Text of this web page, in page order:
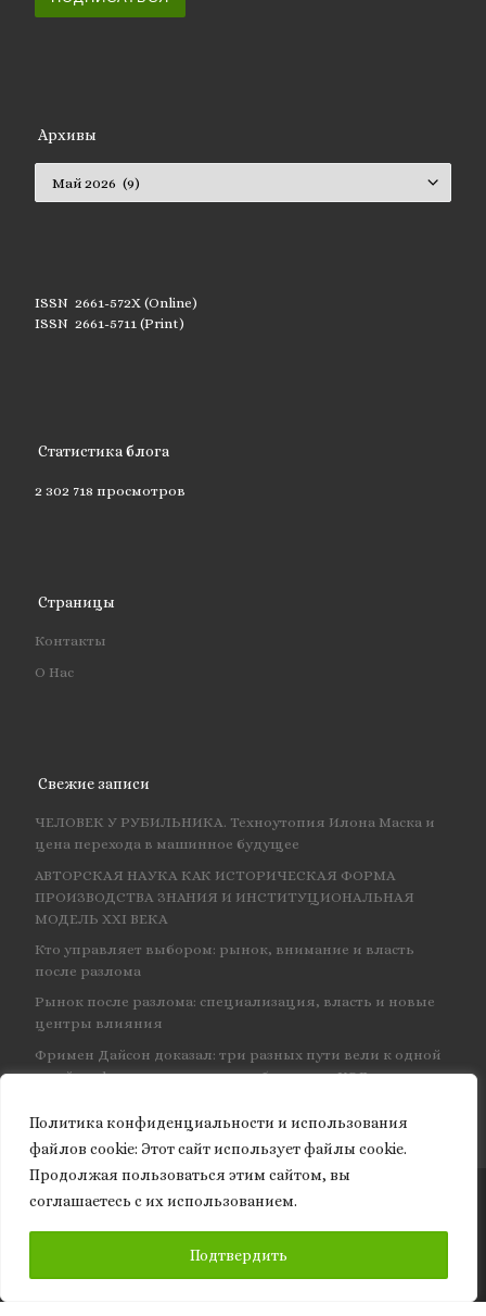
Политика конфиденциальности и использования
файлов сookie: Этот сайт использует файлы cookie.
Продолжая пользоваться этим сайтом, вы
соглашаетесь с их использованием.
Подтвердить
Архивы
ISSN 2661-572X (Online)
ISSN 2661-5711 (Print)
Статистика блога
2 302 718 просмотров
Страницы
Контакты
О Нас
Свежие записи
ЧЕЛОВЕК У РУБИЛЬНИКА. Техноутопия Илона Маска и
цена перехода в машинное будущее
АВТОРСКАЯ НАУКА КАК ИСТОРИЧЕСКАЯ ФОРМА
ПРОИЗВОДСТВА ЗНАНИЯ И ИНСТИТУЦИОНАЛЬНАЯ
МОДЕЛЬ XXI ВЕКА
Кто управляет выбором: рынок, внимание и власть
после разлома
Рынок после разлома: специализация, власть и новые
центры влияния
Фримен Дайсон доказал: три разных пути вели к одной
и той же физике — и навсегда объединил КЭД
© 2026Granite of science– Все права защищены